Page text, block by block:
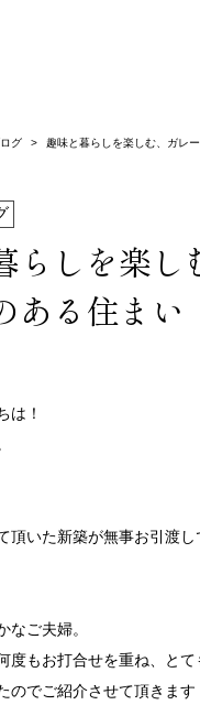
グ > 趣味と暮らしを楽しむ、ガレ
らしを楽し
ある住まい
は！
頂いた新築が無事お引渡し
なご夫婦。
度もお打合せを重ね、とて
のでご紹介させて頂きます